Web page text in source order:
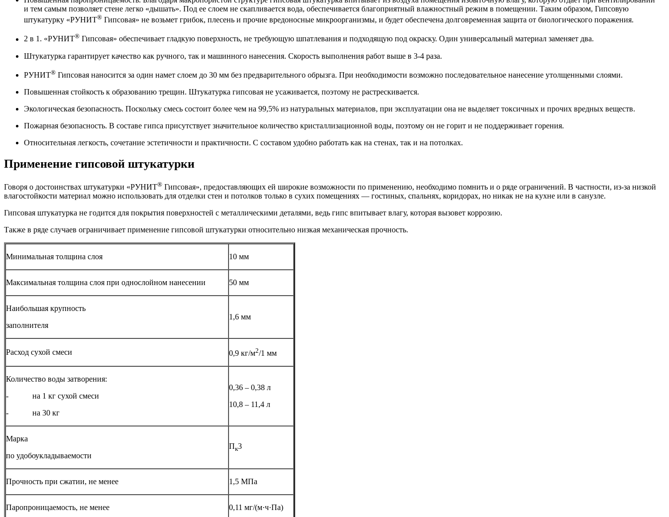
и тем самым позволяет стене легко «дышать». Под ее слоем не скапливается вода, обеспечивается благоприятный влажностный режим в помещении. Таким образом, Гипсовую
штукатурку «РУНИТ® Гипсовая» не возьмет грибок, плесень и прочие вредоносные микроорганизмы, и будет обеспечена долговременная защита от биологического поражения.
2 в 1. «РУНИТ® Гипсовая» обеспечивает гладкую поверхность, не требующую шпатлевания и подходящую под окраску. Один универсальный материал заменяет два.
Штукатурка гарантирует качество как ручного, так и машинного нанесения. Скорость выполнения работ выше в 3-4 раза.
РУНИТ® Гипсовая наносится за один намет слоем до 30 мм без предварительного обрызга. При необходимости возможно последовательное нанесение утолщенными слоями.
Повышенная стойкость к образованию трещин. Штукатурка гипсовая не усаживается, поэтому не растрескивается.
Экологическая безопасность. Поскольку смесь состоит более чем на 99,5% из натуральных материалов, при эксплуатации она не выделяет токсичных и прочих вредных веществ.
Пожарная безопасность. В составе гипса присутствует значительное количество кристаллизационной воды, поэтому он не горит и не поддерживает горения.
Относительная легкость, сочетание эстетичности и практичности. С составом удобно работать как на стенах, так и на потолках.
Применение гипсовой штукатурки
Говоря о достоинствах штукатурки «РУНИТ® Гипсовая», предоставляющих ей широкие возможности по применению, необходимо помнить и о ряде ограничений. В частности, из-за низкой
влагостойкости материал можно использовать для отделки стен и потолков только в сухих помещениях — гостиных, спальнях, коридорах, но никак не на кухне или в санузле.
Гипсовая штукатурка не годится для покрытия поверхностей с металлическими деталями, ведь гипс впитывает влагу, которая вызовет коррозию.
Также в ряде случаев ограничивает применение гипсовой штукатурки относительно низкая механическая прочность.
Минимальная толщина слоя 10 мм
Максимальная толщина слоя при однослойном нанесении 50 мм
Наибольшая крупность
заполнителя
1,6 мм
Расход сухой смеси 0,9 кг/м2/1 мм
Количество воды затворения:
- на 1 кг сухой смеси
- на 30 кг
0,36 – 0,38 л
10,8 – 11,4 л
Марка
по удобоукладываемости
Пк3
Прочность при сжатии, не менее 1,5 МПа
Паропроницаемость, не менее 0,11 мг/(м·ч·Па)